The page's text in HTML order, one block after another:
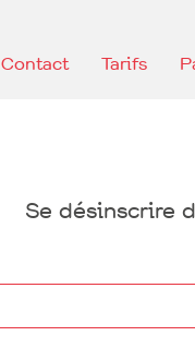
Contact Tarifs
Se désinscrire